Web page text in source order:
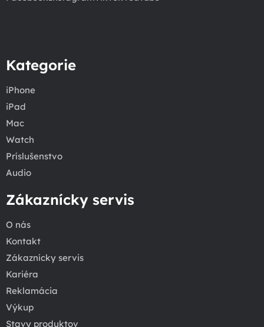
Kategorie
iPhone
iPad
Mac
Watch
Príslušenstvo
Audio
Zákaznícky servis
O nás
Kontakt
Zákaznícky servis
Kariéra
Reklamácia
Výkup
Stavy produktov